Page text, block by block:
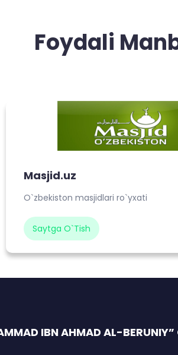
Foydali
Masjid.uz
O`zbekiston masjidlari ro`yxati
Saytga O`tish
IBN AHMAD AL-BERUNIY”